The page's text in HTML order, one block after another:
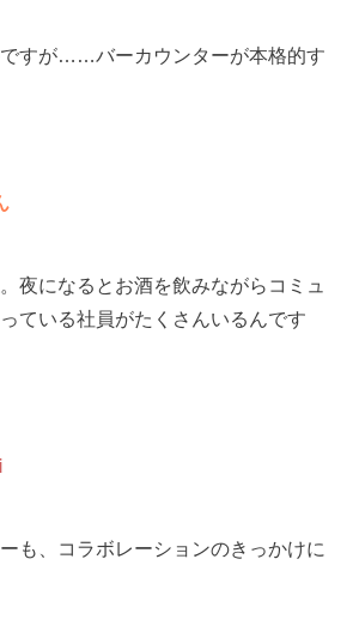
すが……バーカウンターが本格的す
夜になるとお酒を飲みながらコミュ
ている社員がたくさんいるんです
も、コラボレーションのきっかけに